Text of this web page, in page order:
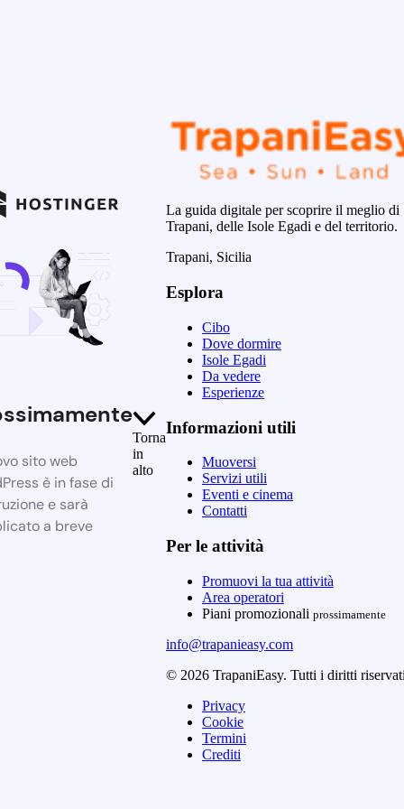
sito web
è in fase di
e sarà
a breve
Torna
in
alto
La guida digitale per scoprire il meglio di
Trapani, delle Isole Egadi e del territorio.
Trapani, Sicilia
Esplora
Cibo
Dove dormire
Isole Egadi
Da vedere
Esperienze
Informazioni utili
Muoversi
Servizi utili
Eventi e cinema
Contatti
Per le attività
Promuovi la tua attività
Area operatori
Piani promozionali prossimamente
info@trapanieasy.com
© 2026 TrapaniEasy. Tutti i diritti
Privacy
Cookie
Termini
Crediti